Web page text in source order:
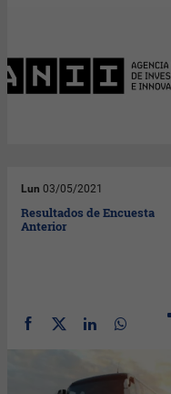
Lun 03/05/2021
Resultados de Encuesta
Anterior